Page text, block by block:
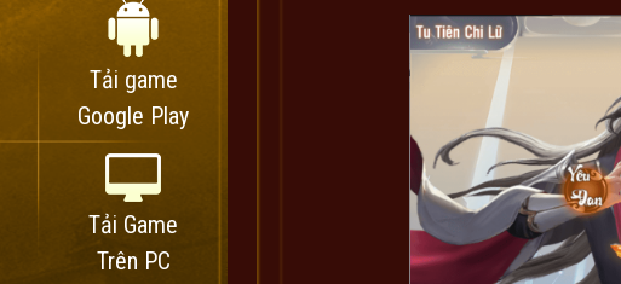
Tải game
Google Play
Tải Game
Trên PC